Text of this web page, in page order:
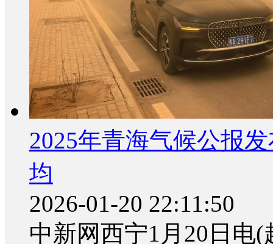
2025年青海气候公报
均
2026-01-20 22:11:50
中新网西宁1月20日电